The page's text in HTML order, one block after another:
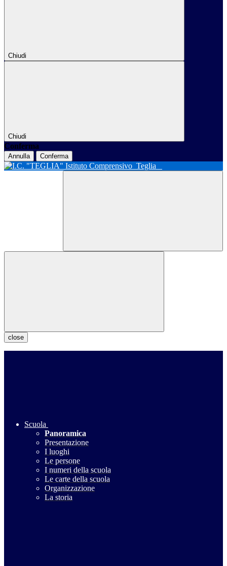
Chiudi
Chiudi
Conferma
Annulla Conferma
Istituto Comprensivo Teglia
close
Scuola
Panoramica
Presentazione
I luoghi
Le persone
I numeri della scuola
Le carte della scuola
Organizzazione
La storia